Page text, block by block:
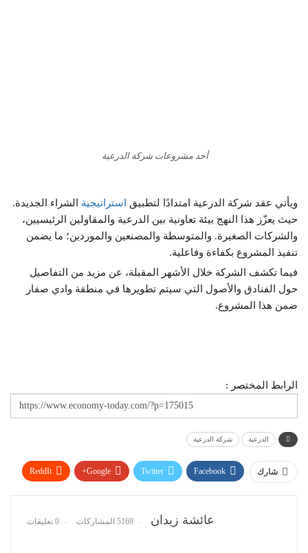
أحد مشروعات شركة الدرعية
ويأتي عقد شركة الدرعية امتدادًا لتطبيق استراتيجية الشراء الجديدة.
حيث يعزّز هذا النهج بيئة تعاونية بين الدرعية والمقاولين الرئيسيين،
والشركات الصغيرة. والمتوسطة والمصنعين والموردين؛ ما يضمن
تنفيذ المشروع بكفاءة وفاعلية.
فيما تكشف الشركة خلال الأشهر المقبلة، عن مزيد من التفاصيل
حول الفنادق والأصول التي سيتم تطويرها في منطقة وادي صفار
ضمن هذا المشروع.
الرابط المختصر :
الدرعية شركة الدرعية
شارك Facebook
Twitter
Google+
ReddIt
عائشة زيدان 5169 المشاركات 0 تعليقات